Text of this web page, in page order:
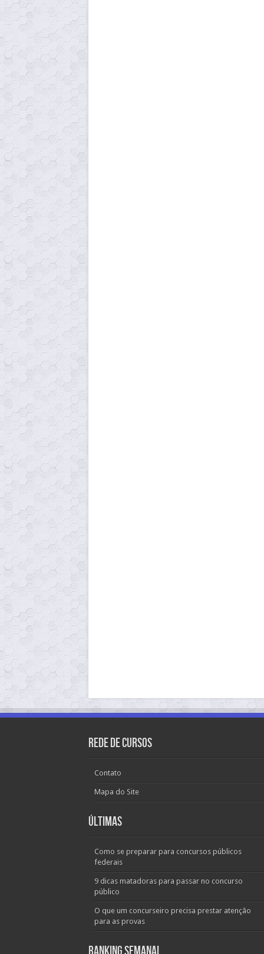
Rede de Cursos
Contato
Mapa do Site
Últimas
Como se preparar para concursos públicos
federais
9 dicas matadoras para passar no concurso
público
O que um concurseiro precisa prestar atenção
para as provas